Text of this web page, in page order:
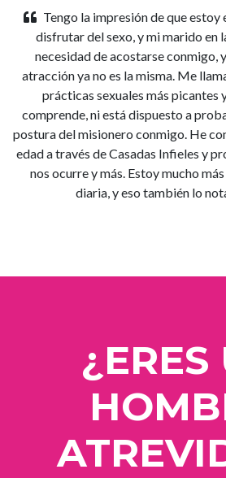
Tengo la impresión de que estoy
disfrutar del sexo, y mi marido en
necesidad de acostarse conmigo,
atracción ya no es la misma. Me
prácticas sexuales más picantes
comprende, ni está dispuesto a
postura del misionero conmigo. He
edad a través de Casadas Infieles y
nos ocurre y más. Estoy mucho
diaria, y eso también lo
¿ERES